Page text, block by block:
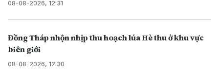
08-08-2026, 12:31
Đồng Tháp nhộn nhịp thu hoạch lúa Hè thu ở khu vực
biên giới
08-08-2026, 12:30